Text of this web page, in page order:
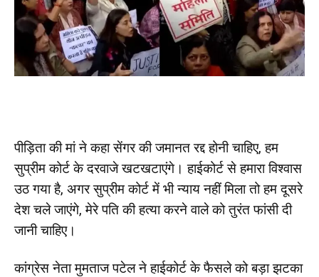
पीड़िता की मां ने कहा सेंगर की जमानत रद्द होनी चाहिए, हम
सुप्रीम कोर्ट के दरवाजे खटखटाएंगे। हाईकोर्ट से हमारा विश्वास
उठ गया है, अगर सुप्रीम कोर्ट में भी न्याय नहीं मिला तो हम दूसरे
देश चले जाएंगे, मेरे पति की हत्या करने वाले को तुरंत फांसी दी
जानी चाहिए।
कांग्रेस नेता मुमताज पटेल ने हाईकोर्ट के फैसले को बड़ा झटका